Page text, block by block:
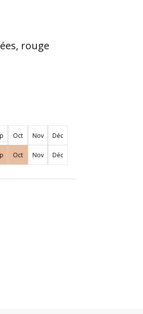
rouge
Oct Nov Déc
Oct Nov Déc